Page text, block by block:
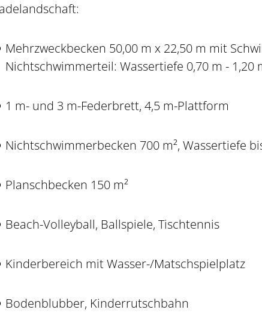
Mehrzweckbecken 50,00 m x 22,50 m mit
Nichtschwimmerteil: Wassertiefe 0,70 m -
1 m- und 3 m-Federbrett, 4,5 m-Plattform
Nichtschwimmerbecken 700 m², Wassertiefe
Planschbecken 150 m²
Beach-Volleyball, Ballspiele, Tischtennis
Kinderbereich mit Wasser-/Matschspielplatz
Bodenblubber, Kinderrutschbahn